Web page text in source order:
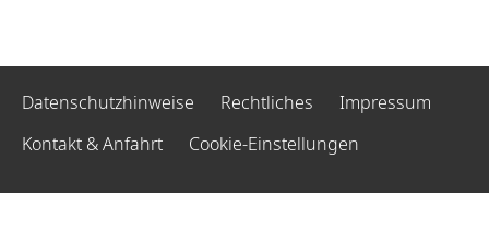
Datenschutzhinweise Rechtliches
Impressum
Kontakt & Anfahrt
Cookie-Einstellungen